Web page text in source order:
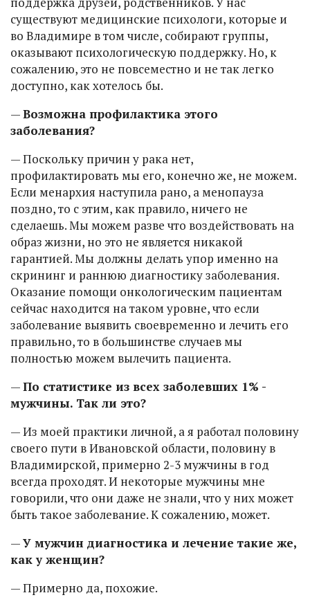
существуют медицинские психологи, которые и
во Владимире в том числе, собирают группы,
оказывают психологическую поддержку. Но, к
сожалению, это не повсеместно и не так легко
доступно, как хотелось бы.
—Возможна профилактика этого
заболевания?
— Поскольку причин у рака нет,
профилактировать мы его, конечно же, не можем.
Если менархия наступила рано, а менопауза
поздно, то с этим, как правило, ничего не
сделаешь. Мы можем разве что воздействовать на
образ жизни, но это не является никакой
гарантией. Мы должны делать упор именно на
скрининг и раннюю диагностику заболевания.
Оказание помощи онкологическим пациентам
сейчас находится на таком уровне, что если
заболевание выявить своевременно и лечить его
правильно, то в большинстве случаев мы
полностью можем вылечить пациента.
—По статистике из всех заболевших 1% -
мужчины. Так ли это?
— Из моей практики личной, а я работал половину
своего пути в Ивановской области, половину в
Владимирской, примерно 2-3 мужчины в год
всегда проходят. И некоторые мужчины мне
говорили, что они даже не знали, что у них может
быть такое заболевание. К сожалению, может.
—У мужчин диагностика и лечение такие же,
как у женщин?
— Примерно да, похожие.